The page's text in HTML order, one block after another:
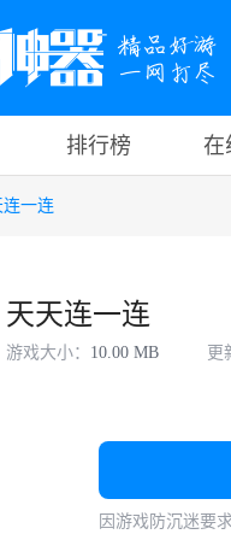
排行榜 在
连一连
天天连一连
游戏大小： 10.00 MB 更
因游戏防沉迷要